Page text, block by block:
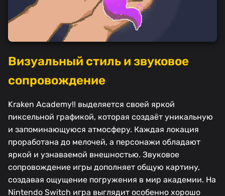
Визуальный стиль и звуковое
сопровождение
Kraken Academy!! выделяется своей яркой
пиксельной графикой, которая создаёт уникальную
и запоминающуюся атмосферу. Каждая локация
проработана до мелочей, а персонажи обладают
яркой и узнаваемой внешностью. Звуковое
сопровождение игры дополняет общую картину,
создавая ощущение погружения в мир академии. На
Nintendo Switch игра выглядит особенно хорошо